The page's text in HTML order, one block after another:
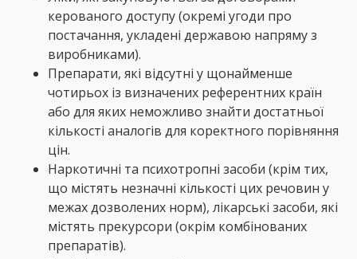
керованого доступу (окремі угоди про
постачання, укладені державою напряму з
виробниками).
Препарати, які відсутні у щонайменше
чотирьох із визначених референтних країн
або для яких неможливо знайти достатньої
кількості аналогів для коректного порівняння
цін.
Наркотичні та психотропні засоби (крім тих,
що містять незначні кількості цих речовин у
межах дозволених норм), лікарські засоби, які
містять прекурсори (окрім комбінованих
препаратів).